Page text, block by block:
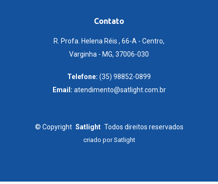
Contato
R. Profa. Helena Réis , 66-A - Centro,
Varginha - MG, 37006-030
Telefone: (35) 98852-0899
Email: atendimento@satlight.com.br
© Copyright Satlight Todos direitos reservados
criado porSatlight